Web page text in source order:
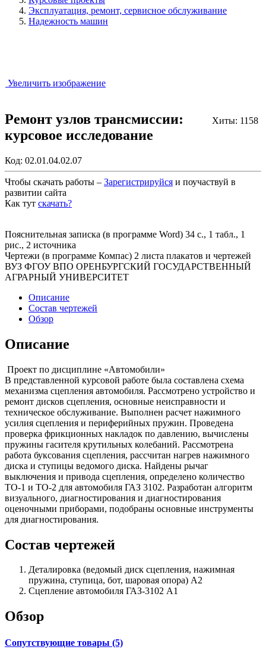
Эксплуатация, ремонт, сервисное обслуживание
Надежность машин
Увеличить изображение
Хиты: 1158
Ремонт узлов трансмиссии:
курсовое исследование
Код: 02.01.04.02.07
Чтобы скачать работы – Зарегистрируйся и поучаствуй в
развитии сайта
Как тут скачать?
Пояснительная записка (в программе Word) 34 с., 1 табл., 1
рис., 2 источника
Чертежи (в программе Компас) 2 листа плакатов и чертежей
ВУЗ ФГОУ ВПО ОРЕНБУРГСКИЙ ГОСУДАРСТВЕННЫЙ
АГРАРНЫЙ УНИВЕРСИТЕТ
Описание
Состав чертежей
Обзор
Описание
Проект по дисциплине «Автомобили»
В представленной курсовой работе была составлена схема
механизма сцепления автомобиля. Рассмотрено устройство и
ремонт дисков сцепления, основные неисправности и
техническое обслуживание. Выполнен расчет нажимного
усилия сцепления и периферийных пружин. Проведена
проверка фрикционных накладок по давлению, вычислены
пружины гасителя крутильных колебаний. Рассмотрена
работа буксования сцепления, рассчитан нагрев нажимного
диска и ступицы ведомого диска. Найдены рычаг
выключения и привода сцепления, определено количество
ТО-1 и ТО-2 для автомобиля ГАЗ 3102. Разработан алгоритм
визуального, диагностирования и диагностирования
оценочными приборами, подобраны основные инструменты
для диагностирования.
Состав чертежей
Деталировка (ведомый диск сцепления, нажимная
пружина, ступица, бот, шаровая опора) А2
Сцепление автомобиля ГАЗ-3102 А1
Обзор
Сопутствующие товары (5)